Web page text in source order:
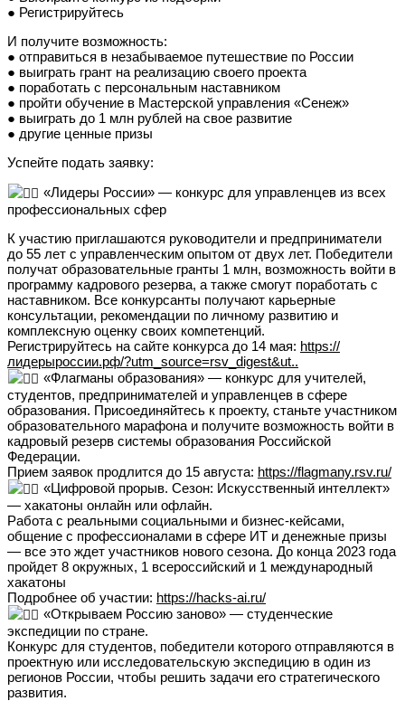
● Регистрируйтесь
И получите возможность:
● отправиться в незабываемое путешествие по России
● выиграть грант на реализацию своего проекта
● поработать с персональным наставником
● пройти обучение в Мастерской управления «Сенеж»
● выиграть до 1 млн рублей на свое развитие
● другие ценные призы
Успейте подать заявку:
«Лидеры России» — конкурс для управленцев из всех
профессиональных сфер
К участию приглашаются руководители и предприниматели
до 55 лет с управленческим опытом от двух лет. Победители
получат образовательные гранты 1 млн, возможность войти в
программу кадрового резерва, а также смогут поработать с
наставником. Все конкурсанты получают карьерные
консультации, рекомендации по личному развитию и
комплексную оценку своих компетенций.
Регистрируйтесь на сайте конкурса до 14 мая: https://
лидерыроссии.рф/?utm_source=rsv_digest&ut..
«Флагманы образования» — конкурс для учителей,
студентов, предпринимателей и управленцев в сфере
образования. Присоединяйтесь к проекту, станьте участником
образовательного марафона и получите возможность войти в
кадровый резерв системы образования Российской
Федерации.
Прием заявок продлится до 15 августа: https://flagmany.rsv.ru/
«Цифровой прорыв. Сезон: Искусственный интеллект»
— хакатоны онлайн или офлайн.
Работа с реальными социальными и бизнес-кейсами,
общение с профессионалами в сфере ИТ и денежные призы
— все это ждет участников нового сезона. До конца 2023 года
пройдет 8 окружных, 1 всероссийский и 1 международный
хакатоны
Подробнее об участии: https://hacks-ai.ru/
«Открываем Россию заново» — студенческие
экспедиции по стране.
Конкурс для студентов, победители которого отправляются в
проектную или исследовательскую экспедицию в один из
регионов России, чтобы решить задачи его стратегического
развития.